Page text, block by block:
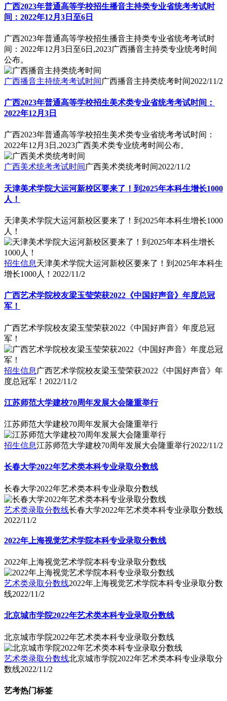
广西2023年普通高等学校招生播音主持类专业省统考考试时
间：2022年12月3日至6日
广西2023年普通高等学校招生播音主持类专业省统考考试时
间：2022年12月3日至6日,2023广西播音主持类专业统考时间
公布。
广西播音主持统考考试时间广西播音主持类统考时间2022/11/2
广西2023年普通高等学校招生美术类专业省统考考试时间：
2022年12月3日
广西2023年普通高等学校招生美术类专业省统考考试时间：
2022年12月3日,2023广西美术类专业统考时间公布。
广西美术统考考试时间广西美术类统考时间2022/11/2
天津美术学院大运河新校区要来了！到2025年本科生增长1000
人！
天津美术学院大运河新校区要来了！到2025年本科生增长1000
人！
招生信息 天津美术学院大运河新校区要来了！到2025年本科生
增长1000人！ 2022/11/2
广西艺术学院校友梁玉莹荣获2022《中国好声音》年度总冠
军！
广西艺术学院校友梁玉莹荣获2022《中国好声音》年度总冠
军！
招生信息 广西艺术学院校友梁玉莹荣获2022《中国好声音》年
度总冠军！ 2022/11/2
江苏师范大学建校70周年发展大会隆重举行
江苏师范大学建校70周年发展大会隆重举行
招生信息江苏师范大学建校70周年发展大会隆重举行2022/11/2
长春大学2022年艺术类本科专业录取分数线
长春大学2022年艺术类本科专业录取分数线
艺术类录取分数线长春大学2022年艺术类本科专业录取分数线
2022/11/2
2022年上海视觉艺术学院本科专业录取分数线
2022年上海视觉艺术学院本科专业录取分数线
艺术类录取分数线2022年上海视觉艺术学院本科专业录取分数
线2022/11/2
北京城市学院2022年艺术类本科专业录取分数线
北京城市学院2022年艺术类本科专业录取分数线
艺术类录取分数线北京城市学院2022年艺术类本科专业录取分
数线2022/11/2
艺考热门标签